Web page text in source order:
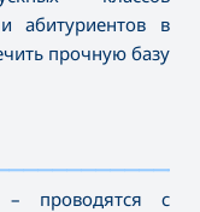
абитуриентов в
прочную базу
– проводятся с